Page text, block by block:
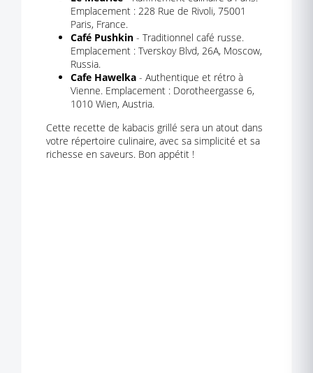
Emplacement : 228 Rue de Rivoli, 75001
Paris, France.
Café Pushkin - Traditionnel café russe.
Emplacement : Tverskoy Blvd, 26А, Moscow,
Russia.
Cafe Hawelka - Authentique et rétro à
Vienne. Emplacement : Dorotheergasse 6,
1010 Wien, Austria.
Cette recette de kabacis grillé sera un atout dans
votre répertoire culinaire, avec sa simplicité et sa
richesse en saveurs. Bon appétit !